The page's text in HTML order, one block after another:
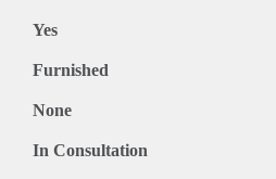
Yes
Furnished
None
In Consultation